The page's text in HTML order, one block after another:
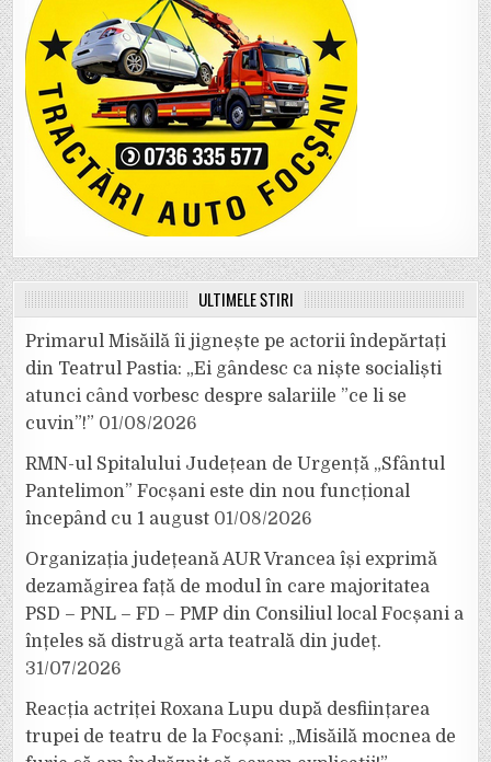
ULTIMELE ȘTIRI
Primarul Misăilă îi jignește pe actorii îndepărtați
din Teatrul Pastia: „Ei gândesc ca niște socialiști
atunci când vorbesc despre salariile ”ce li se
cuvin”!” 01/08/2026
RMN-ul Spitalului Județean de Urgență „Sfântul
Pantelimon” Focșani este din nou funcțional
începând cu 1 august 01/08/2026
Organizația județeană AUR Vrancea își exprimă
dezamăgirea față de modul în care majoritatea
PSD – PNL – FD – PMP din Consiliul local Focșani a
înțeles să distrugă arta teatrală din județ.
31/07/2026
Reacția actriței Roxana Lupu după desființarea
trupei de teatru de la Focșani: „Misăilă mocnea de